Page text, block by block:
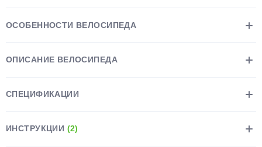
ОСОБЕННОСТИ ВЕЛОСИПЕДА
ОПИСАНИЕ ВЕЛОСИПЕДА
СПЕЦИФИКАЦИИ
ИНСТРУКЦИИ (2)